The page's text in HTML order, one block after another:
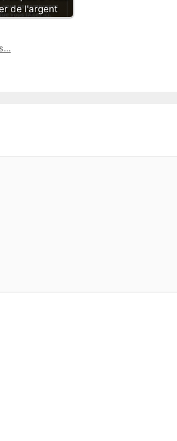
de l'argent